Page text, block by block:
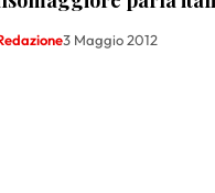
3 Maggio 2012